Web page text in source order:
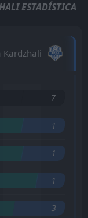
ESTADÍSTICA
Kardzhali
7
1
1
1
3